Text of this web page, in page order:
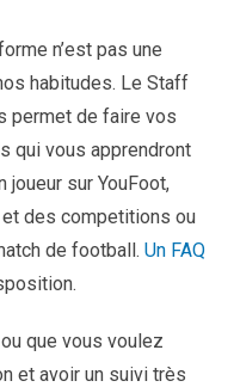
n’est pas une
habitudes. Le Staff
permet de faire vos
qui vous apprendront
joueur sur YouFoot,
des competitions ou
de football. Un FAQ
que vous voulez
et avoir un suivi très